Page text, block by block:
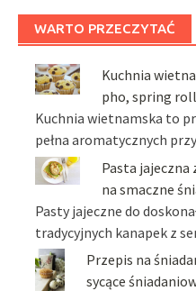
WARTO PRZECZYTAĆ
Kuchnia
pho, spring
Kuchnia wietnamska to
pełna aromatycznych
Pasta jajeczna
na smaczne
Pasty jajeczne do
tradycyjnych kanapek z
Przepis na
sycące